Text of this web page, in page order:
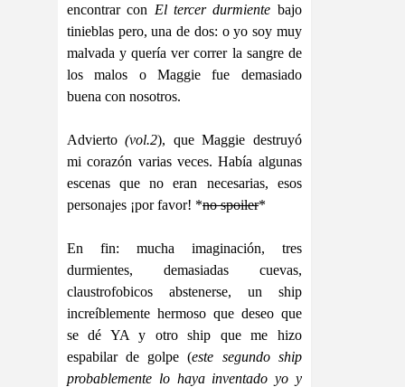
encontrar con El tercer durmiente bajo
tinieblas pero, una de dos: o yo soy muy
malvada y quería ver correr la sangre de
los malos o Maggie fue demasiado
buena con nosotros.
Advierto(vol.2), que Maggie destruyó
mi corazón varias veces. Había algunas
escenas que no eran necesarias, esos
personajes ¡por favor! *no spoiler*
En fin: mucha imaginación, tres
durmientes, demasiadas cuevas,
claustrofobicos abstenerse, un ship
increíblemente hermoso que deseo que
se dé YA y otro ship que me hizo
espabilar de golpe (este segundo ship
probablemente lo haya inventado yo y